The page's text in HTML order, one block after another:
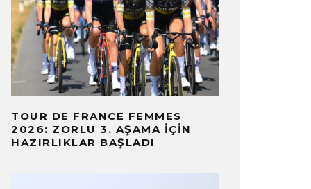
TOUR DE FRANCE FEMMES
2026: ZORLU 3. AŞAMA İÇIN
HAZIRLIKLAR BAŞLADI